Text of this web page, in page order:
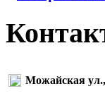
Можайская